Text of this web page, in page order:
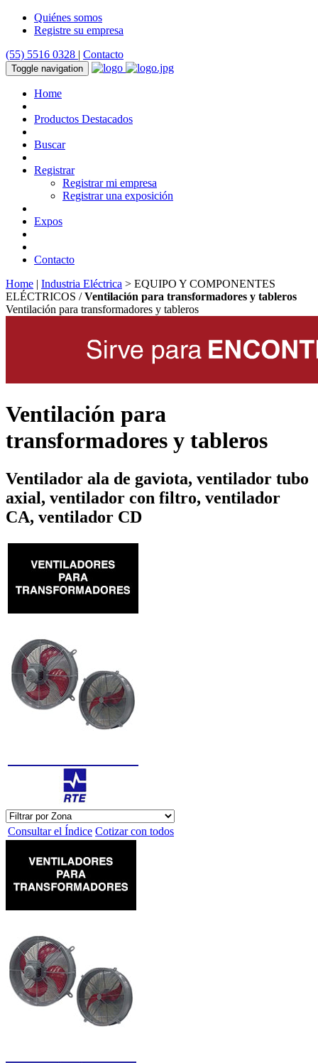
Quiénes somos
Registre su empresa
(55) 5516 0328 | Contacto
Toggle navigation
Home
Productos Destacados
Buscar
Registrar
Registrar mi empresa
Registrar una exposición
Expos
Contacto
Home | Industria Eléctrica > EQUIPO Y COMPONENTES
ELÉCTRICOS /Ventilación para transformadores y tableros
Ventilación para transformadores y tableros
Ventilación para
transformadores y tableros
Ventilador ala de gaviota, ventilador tubo
axial, ventilador con filtro, ventilador
CA, ventilador CD
Consultar el Índice Cotizar con todos